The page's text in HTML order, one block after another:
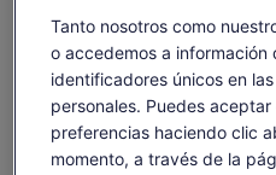
El
precio
es
de
62 €
por adulto
Ver
Es posible que el
traducido
Ver texto original
Opinar sobre esta
Tanto nosotros como
o accedemos a información
identificadores únicos en
personales. Puedes
preferencias haciendo clic
momento, a través de la